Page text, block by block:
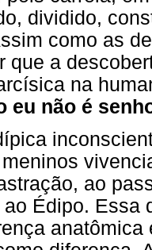
dividido,
como as
que a
na
eu não é
ao
Édipo. Essa